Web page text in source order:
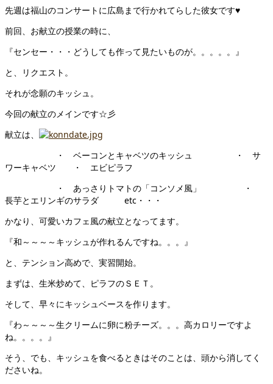
先週は福山のコンサートに広島まで行かれてらした彼女です♥
前回、お献立の授業の時に、
『センセー・・・どうしても作って見たいものが。。。。。』
と、リクエスト。
それが念願のキッシュ。
今回の献立のメインです☆彡
献立は、
・ ベーコンとキャベツのキッシュ ・ サ
ワーキャベツ ・ エビピラフ
・ あっさりトマトの「コンソメ風」 ・
長芋とエリンギのサラダ etc・・・
かなり、可愛いカフェ風の献立となってます。
『和～～～～キッシュが作れるんですね。。。』
と、テンション高めで、実習開始。
まずは、生米炒めて、ピラフのＳＥＴ。
そして、早々にキッシュベースを作ります。
『わ～～～～生クリームに卵に粉チーズ。。。高カロリーですよ
ね。。。。』
そう、でも、キッシュを食べるときはそのことは、頭から消してく
ださいね。